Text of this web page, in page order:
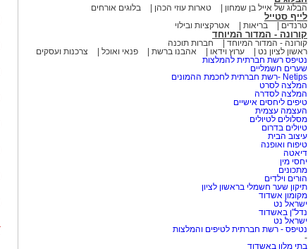
הבלוג של אייל בן שמחון טארות עוזי הכהן בלוגים אורחים
לייף סטייל
טרנדים בריאות אטרקציות ובילוי
קורונה - המדור המיוחד
קורונה - המדור המיוחד
חברות תוכנה
ראשון לציון נט
ערוץ וידאו אהבנו ברשת פנאי ואוכל
צרכנות ועסקים
נטיפס רשת חברתית להמלצות
שערים חשמליים
Netips -רשת חברתית לחכמת ההמונים
המלצה לסרט
המלצה לסדרה
טיפים ליחסים אישיים
העצמה עצמית
מסלולים לטיולים
טיולים בדרום
עיצוב הבית
טיפוח ואופנה
דיאטה
יחסי מין
מתכונים
הורים וילדים
תיקון שער חשמלי בראשון לציון
מקומון אשדוד
ישראל נט
נדל"ן באשדוד
ישראל נט
נטיפס - רשת חברתית לטיפים והמלצות
-
בתי מלון באשדוד